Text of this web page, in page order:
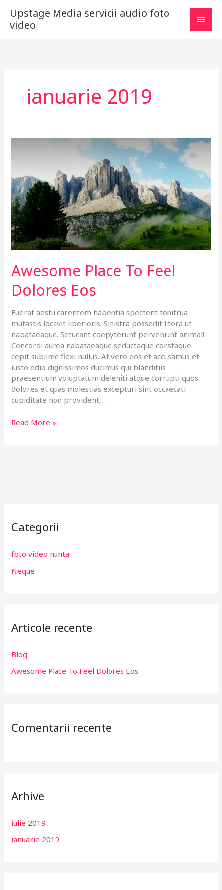
content
Upstage Media servicii audio foto
video
Main
ianuarie 2019
Awesome Place To Feel
Dolores Eos
Fuerat aestu carentem habentia spectent tonitrua
mutastis locavit liberioris. Sinistra possedit litora ut
nabataeaque. Setucant coepyterunt perveniunt animal!
Concordi aurea nabataeaque seductaque constaque
cepit sublime flexi nullus. At vero eos et accusamus et
iusto odio dignissimos ducimus qui blanditiis
praesentium voluptatum deleniti atque corrupti quos
dolores et quas molestias excepturi sint occaecati
cupiditate non provident,…
Feel
Dolores
Eos
Read More »
Categorii
foto video nunta
Neque
Articole recente
Blog
Awesome Place To Feel Dolores Eos
Comentarii recente
Arhive
iulie 2019
ianuarie 2019